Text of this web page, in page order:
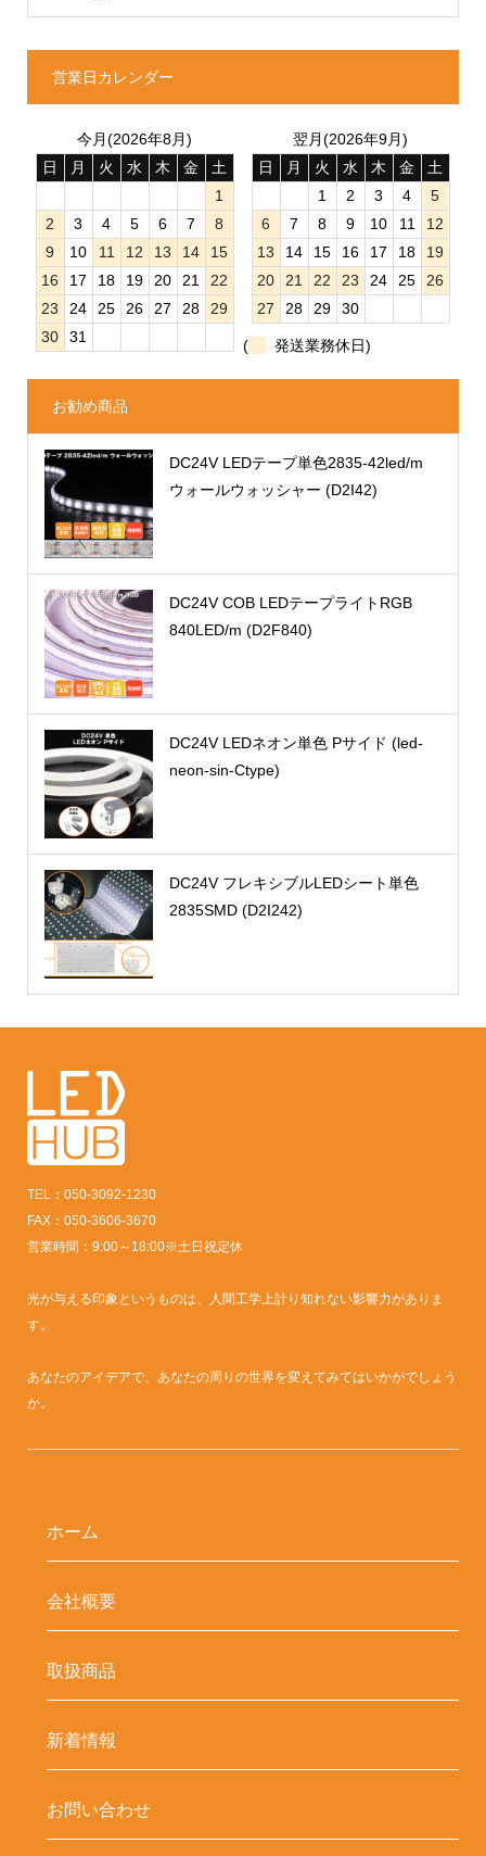
営業日カレンダー
今月(2026年8月)
日
月 火 水 木 金
土
1
2
3 4 5 6 7
8
9
10 11 12 13 14
15
16
17 18 19 20 21
22
23
24 25 26 27 28
29
30
31
翌月(2026年9月)
日
月 火 水 木 金
土
1
2 3 4
5
6
7 8 9 10 11
12
13
14 15 16 17 18
19
20
21 22 23 24 25
26
27
28 29 30
( 発送業務休日)
お勧め商品
DC24V LEDテープ単色2835-42led/m
ウォールウォッシャー (D2I42)
DC24V COB LEDテープライトRGB
840LED/m (D2F840)
DC24V LEDネオン単色 Pサイド (led-
neon-sin-Ctype)
DC24V フレキシブルLEDシート単色
2835SMD (D2I242)
TEL：050-3092-1230
FAX：050-3606-3670
営業時間：9:00～18:00※土日祝定休
光が与える印象というものは、人間工学上計り知れない影響力がありま
す。
あなたのアイデアで、あなたの周りの世界を変えてみてはいかがでしょう
か。
ホーム
会社概要
取扱商品
新着情報
お問い合わせ